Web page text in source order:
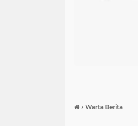
› Warta Berita